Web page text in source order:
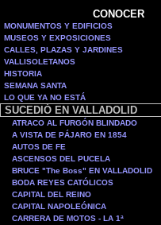
CONOCER
MONUMENTOS Y EDIFICIOS
MUSEOS Y EXPOSICIONES
CALLES, PLAZAS Y JARDINES
VALLISOLETANOS
HISTORIA
SEMANA SANTA
LO QUE YA NO ESTÁ
SUCEDIÓ EN VALLADOLID
ATRACO AL FURGÓN BLINDADO
A VISTA DE PÁJARO EN 1854
AUTOS DE FE
ASCENSOS DEL PUCELA
BRUCE "The Boss" EN VALLADOLID
BODA REYES CATÓLICOS
CAPITAL DEL REINO
CAPITAL NAPOLEÓNICA
CARRERA DE MOTOS - LA 1ª